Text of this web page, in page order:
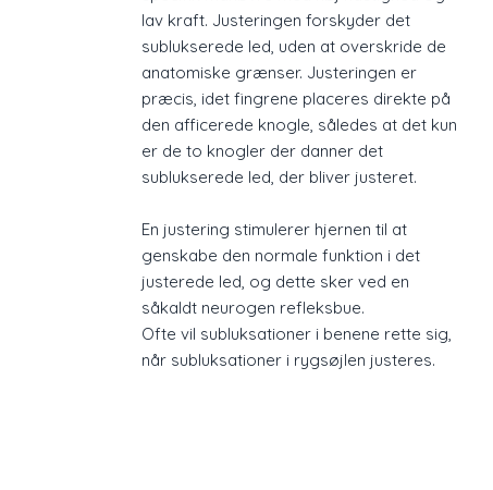
lav kraft. Justeringen forskyder det
sublukserede led, uden at overskride de
anatomiske grænser. Justeringen er
præcis, idet fingrene placeres direkte på
den afficerede knogle, således at det kun
er de to knogler der danner det
sublukserede led, der bliver justeret. ​
En justering stimulerer hjernen til at
genskabe den normale funktion i det
justerede led, og dette sker ved en
såkaldt neurogen refleksbue.
Ofte vil subluksationer i benene rette sig,
når subluksationer i rygsøjlen justeres.